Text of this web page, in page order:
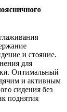
и стояние.
для
Оптимальный
и активным
сидения без
поднятия